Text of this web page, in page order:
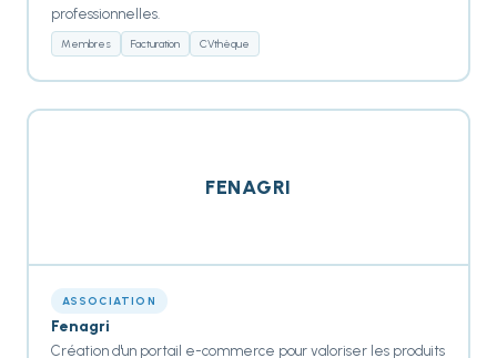
professionnelles.
Membres Facturation CVthèque
FENAGRI
ASSOCIATION
Fenagri
Création d'un portail e-commerce pour valoriser les produits